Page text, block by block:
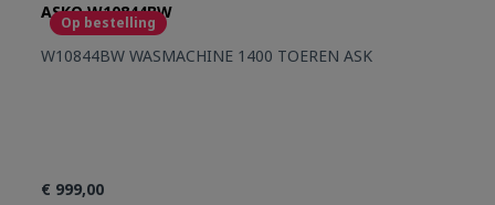
Op bestelling
ASKO W10844BW
W10844BW WASMACHINE 1400 TOEREN ASK
€ 999,00